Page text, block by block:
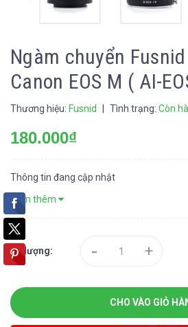
Ngàm chuyển
Canon EOS M ( AI-
Thương hiệu: Fusnid Tình trạng: Còn
180.000₫
Thông tin đang cập nhật
Xem thêm
Số lượng: - +
CHO VÀO GIỎ